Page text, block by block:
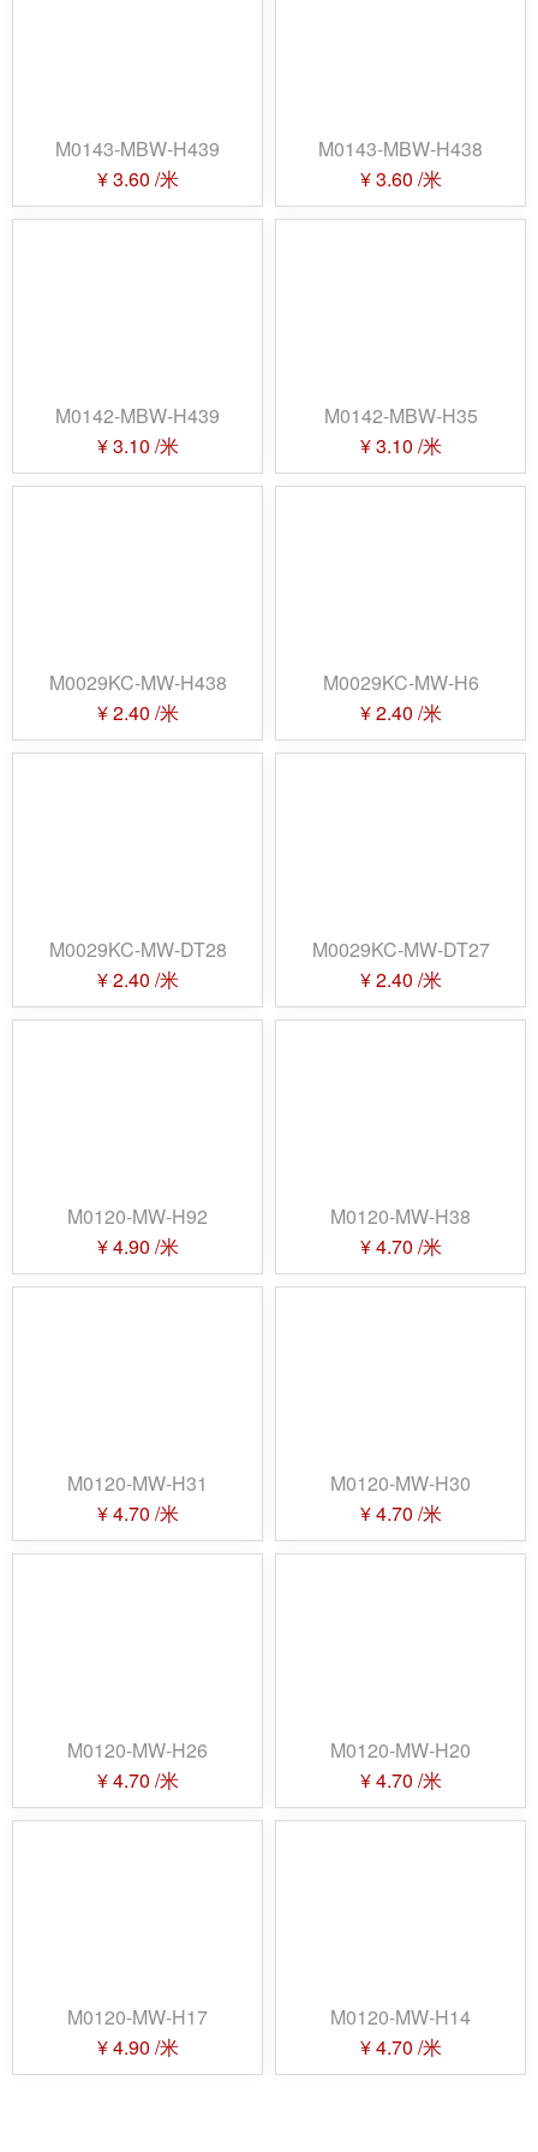
M0143-MBW-H439
¥3.60/米
M0143-MBW-H438
¥3.60/米
M0142-MBW-H439
¥3.10/米
M0142-MBW-H35
¥3.10/米
M0029KC-MW-H438
¥2.40/米
M0029KC-MW-H6
¥2.40/米
M0029KC-MW-DT28
¥2.40/米
M0029KC-MW-DT27
¥2.40/米
M0120-MW-H92
¥4.90/米
M0120-MW-H38
¥4.70/米
M0120-MW-H31
¥4.70/米
M0120-MW-H30
¥4.70/米
M0120-MW-H26
¥4.70/米
M0120-MW-H20
¥4.70/米
M0120-MW-H17
¥4.90/米
M0120-MW-H14
¥4.70/米